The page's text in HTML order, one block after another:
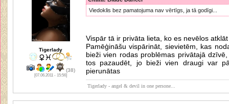
Tigerlady
(38)
[07.06.2011 - 15:56]
Viedoklis bez pamatojuma nav vērtīgs, ja tā godīgi...
Vispār tā ir privāta lieta, ko es nevēlos
Pamēģināšu vispārināt, sievietēm, kas
bieži vien rodas problēmas privātajā
tos pazaudēt, jo bieži vien draugi var
pierunātas
Tigerlady - angel & devil in one persone...